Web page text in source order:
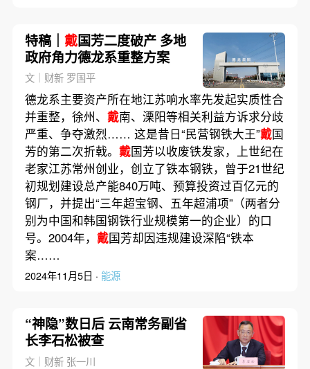
特稿｜ 戴国芳二度破产 多地
政府角力德龙系重整方案
文｜财新 罗国平
德龙系主要资产所在地江苏响水率先发起实质性合
并重整，徐州、 戴南、溧阳等相关利益方诉求分歧
严重、争夺激烈…… 这是昔日“民营钢铁大王”戴国
芳的第二次折戟。 戴国芳以收废铁发家，上世纪在
老家江苏常州创业，创立了铁本钢铁，曾于21世纪
初规划建设总产能840万吨、预算投资过百亿元的
钢厂，并提出“三年超宝钢、五年超浦项”（两者分
别为中国和韩国钢铁行业规模第一的企业）的口
号。2004年， 戴国芳却因违规建设深陷“铁本
案……
2024年11月5日 · 能源
“神隐”数日后 云南常务副省
长李石松被查
文｜财新 张一川